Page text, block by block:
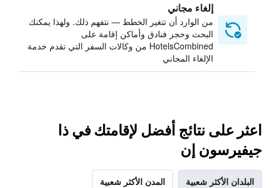
إلغاء مجاني
من الوارد أن تتغير الخطط — نتفهم ذلك. ولهذا يمكنك
البحث وحجز فنادق وأماكن إقامة على
HotelsCombined من وكالات السفر التي تقدم خدمة
الإلغاء المجاني
اعثر على نتائج أفضل لإقامتك في ذا
جيفيرسون إن
البلدان الأكثر شعبية المدن الأكثر شعبية